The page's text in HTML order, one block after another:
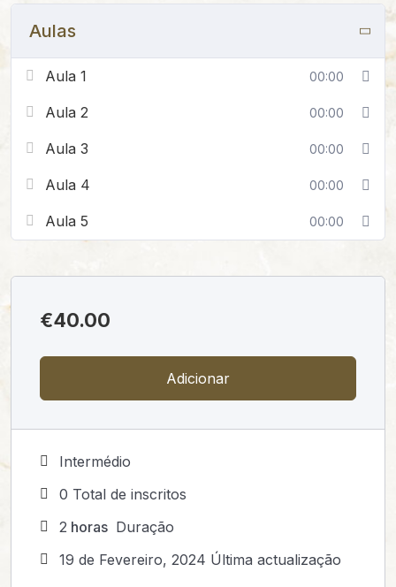
Aulas
Aula 1 00:00
Aula 2 00:00
Aula 3 00:00
Aula 4 00:00
Aula 5 00:00
€40.00
Adicionar
Intermédio
0 Total de inscritos
2 horas Duração
19 de Fevereiro, 2024 Última actualização